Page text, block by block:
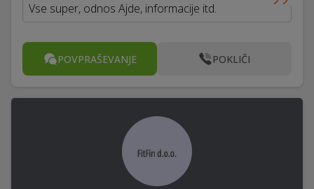
Vse super, odnos Ajde, informacije itd.
POVPRAŠEVANJE POKLIČI